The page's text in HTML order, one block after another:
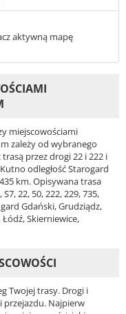
aktywną mapę
miejscowościami
zależy od wybranego
przez drogi 22 i 222 i
odległość Starogard
km. Opisywana trasa
22, 50, 222, 229, 735,
Gdański, Grudziądz,
Łódź, Skierniewice,
Twojej trasy. Drogi i
przejazdu. Najpierw